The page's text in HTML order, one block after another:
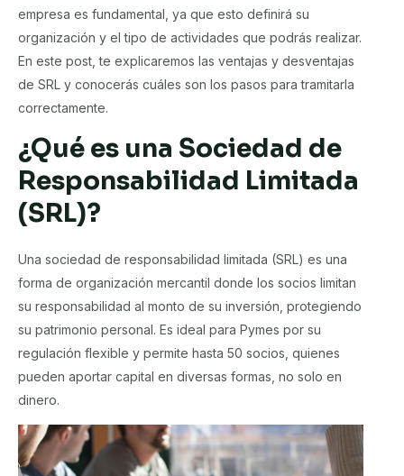
empresa es fundamental, ya que esto definirá su
organización y el tipo de actividades que podrás realizar.
En este post, te explicaremos las ventajas y desventajas
de SRL y conocerás cuáles son los pasos para tramitarla
correctamente.
¿Qué es una Sociedad de
Responsabilidad Limitada
(SRL)?
Una sociedad de responsabilidad limitada (SRL) es una
forma de organización mercantil donde los socios limitan
su responsabilidad al monto de su inversión, protegiendo
su patrimonio personal. Es ideal para Pymes por su
regulación flexible y permite hasta 50 socios, quienes
pueden aportar capital en diversas formas, no solo en
dinero.